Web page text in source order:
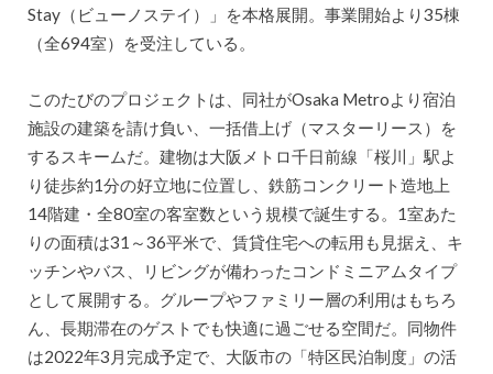
Stay（ビューノステイ）」を本格展開。事業開始より35棟
（全694室）を受注している。
このたびのプロジェクトは、同社がOsaka Metroより宿泊
施設の建築を請け負い、一括借上げ（マスターリース）を
するスキームだ。建物は大阪メトロ千日前線「桜川」駅よ
り徒歩約1分の好立地に位置し、鉄筋コンクリート造地上
14階建・全80室の客室数という規模で誕生する。1室あた
りの面積は31～36平米で、賃貸住宅への転用も見据え、キ
ッチンやバス、リビングが備わったコンドミニアムタイプ
として展開する。グループやファミリー層の利用はもちろ
ん、長期滞在のゲストでも快適に過ごせる空間だ。同物件
は2022年3月完成予定で、大阪市の「特区民泊制度」の活